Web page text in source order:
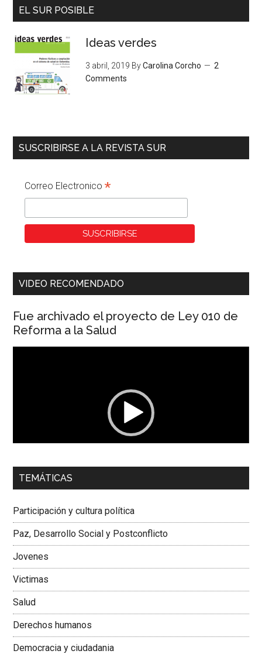
EL SUR POSIBLE
Ideas verdes
3 abril, 2019 ByCarolina Corcho
2
Comments
SUSCRIBIRSE A LA REVISTA SUR
Correo Electronico*
VIDEO RECOMENDADO
Fue archivado el proyecto de Ley 010 de
Reforma a la Salud
00:00 01:04
Dra. Carolina Corcho Mejía,Presidenta Corporación
Colombiana
TEMÁTICAS
Participación y cultura política
Paz, Desarrollo Social y Postconflicto
Jovenes
Victimas
Salud
Derechos humanos
Democracia y ciudadania